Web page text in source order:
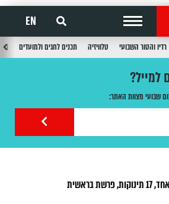
EN
רדיו והטור השבועי טלוויזיה תכנים לחגים ולמועדים
למייל?
שבועי מצוות האתר:
פרשת בראשית